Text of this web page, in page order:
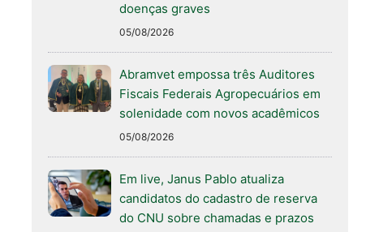
doenças graves
05/08/2026
Abramvet empossa três Auditores
Fiscais Federais Agropecuários em
solenidade com novos acadêmicos
05/08/2026
Em live, Janus Pablo atualiza
candidatos do cadastro de reserva
do CNU sobre chamadas e prazos